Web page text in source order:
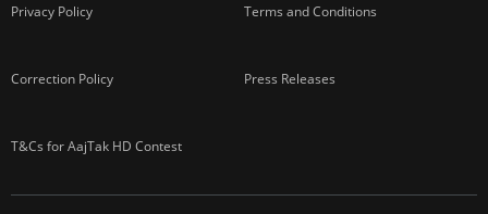
Privacy Policy Terms and Conditions
Correction Policy Press Releases
T&Cs for AajTak HD Contest